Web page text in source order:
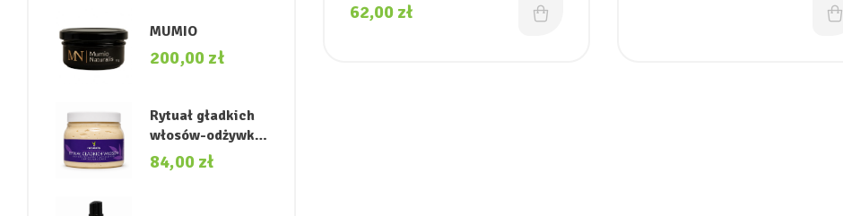
62,00 zł
MUMIO
200,00 zł
Rytuał gładkich
włosów-odżywka
przywracająca
miękkość i
84,00 zł